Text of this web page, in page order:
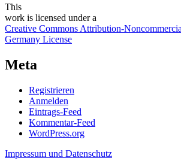
This
work is licensed under a
Creative Commons Attribution-
Germany License
Meta
Registrieren
Anmelden
Eintrags-Feed
Kommentar-Feed
WordPress.org
Impressum und Datenschutz